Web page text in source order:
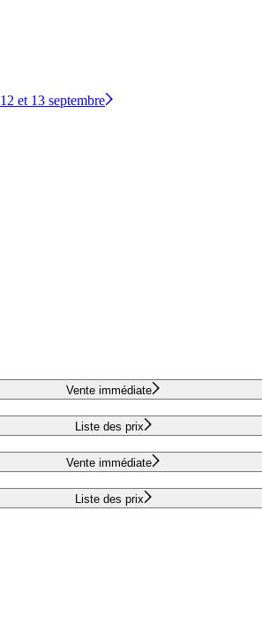
et 13 septembre
Vente immédiate
Liste des prix
Vente immédiate
Liste des prix